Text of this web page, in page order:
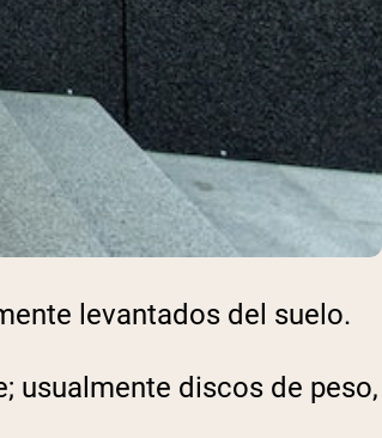
levantados del suelo.
usualmente discos de peso,